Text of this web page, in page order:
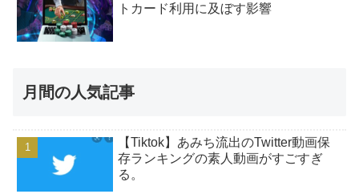
トカード利用に及ぼす影響
月間の人気記事
【Tiktok】あみち流出のTwitter動画保
存ランキングの素人動画がすごすぎ
る。